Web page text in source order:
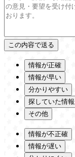
情報が正確
情報が早い
分かりやすい
探していた情
その他
情報が不正確
情報が遅い